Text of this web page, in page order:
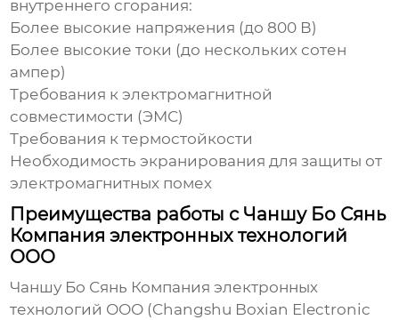
внутреннего сгорания:
Более высокие напряжения (до 800 В)
Более высокие токи (до нескольких сотен
ампер)
Требования к электромагнитной
совместимости (ЭМС)
Требования к термостойкости
Необходимость экранирования для защиты от
электромагнитных помех
Преимущества работы с Чаншу Бо Сянь
Компания электронных технологий
ООО
Чаншу Бо Сянь Компания электронных
технологий ООО (Changshu Boxian Electronic